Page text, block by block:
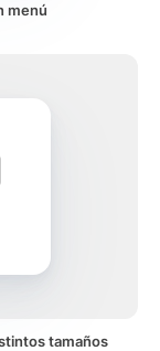
menú
tamaños